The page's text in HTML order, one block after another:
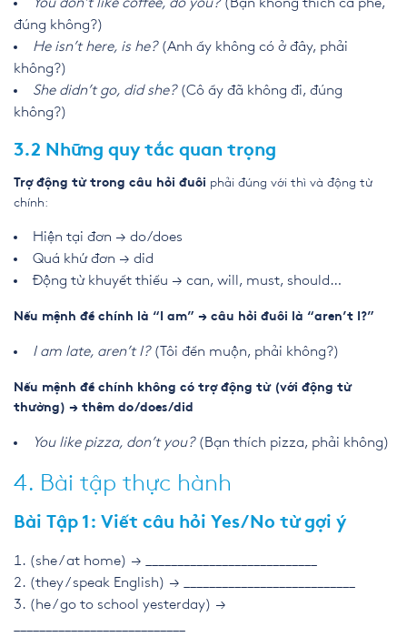
You don’t like coffee, do you?(Bạn không thích cà phê,
đúng không?)
He isn’t here, is he?(Anh ấy không có ở đây, phải
không?)
She didn’t go, did she?(Cô ấy đã không đi, đúng
không?)
3.2 Những quy tắc quan trọng
Trợ động từ trong câu hỏi đuôi phải đúng với thì và động từ
chính:
Hiện tại đơn → do/does
Quá khứ đơn → did
Động từ khuyết thiếu → can, will, must, should…
Nếu mệnh đề chính là “I am” → câu hỏi đuôi là “aren’t I?”
I am late, aren’t I?(Tôi đến muộn, phải không?)
Nếu mệnh đề chính không có trợ động từ (với động từ
thường) → thêm do/does/did
You like pizza, don’t you?(Bạn thích pizza, phải không)
4. Bài tập thực hành
Bài Tập 1: Viết câu hỏi Yes/No từ gợi ý
(she / at home) → ___________________________
(they / speak English) → ___________________________
(he / go to school yesterday) →